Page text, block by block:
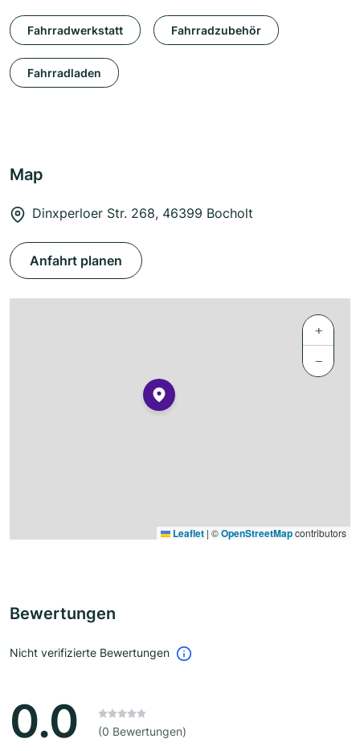
Fahrradwerkstatt Fahrradzubehör
Fahrradladen
Map
Dinxperloer Str. 268, 46399 Bocholt
Anfahrt planen
+
−
Leaflet | ©OpenStreetMapcontributors
Bewertungen
Nicht verifizierte Bewertungen
0.0 (0 Bewertungen)